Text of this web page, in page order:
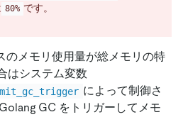
80% です。
メモリ使用量が総メモリの特
はシステム変数
によって制御さ
GC をトリガーしてメモ